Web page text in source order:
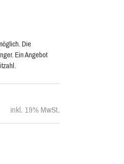
Die
Ein Angebot
inkl. 19% MwSt.